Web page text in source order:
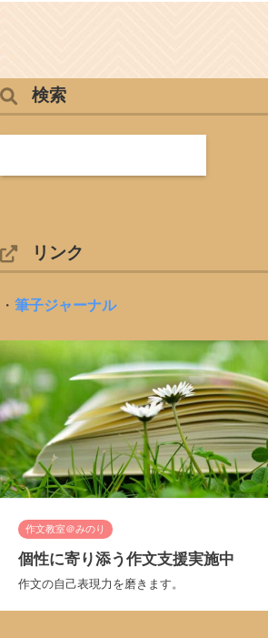
検索
リンク
・ 筆子ジャーナル
作文教室＠みのり
個性に寄り添う作文支援実施中
作文の自己表現力を磨きます。